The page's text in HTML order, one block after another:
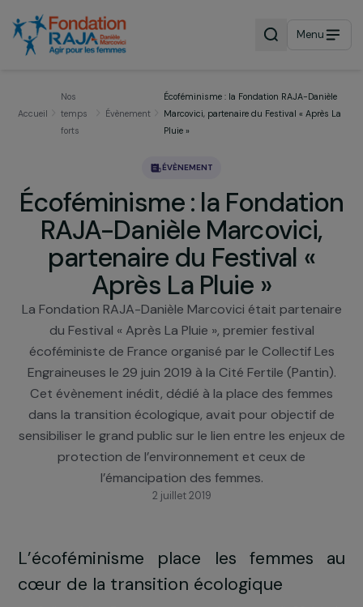
Menu
temps Évènement Marcovici, partenaire du Festival «
Écoféminisme : la
RAJA-Danièle Marcovici,
partenaire du Festival «
Après La Pluie »
La Fondation RAJA-Danièle Marcovici était
du Festival « Après La Pluie », premier festival
écoféministe de France organisé par le Collectif
Engraineuses le 29 juin 2019 à la Cité Fertile
Cet évènement inédit, dédié à la place des
dans la transition écologique, avait pour objectif
sensibiliser le grand public sur le lien entre les
protection de l’environnement et ceux de
2 juillet 2019